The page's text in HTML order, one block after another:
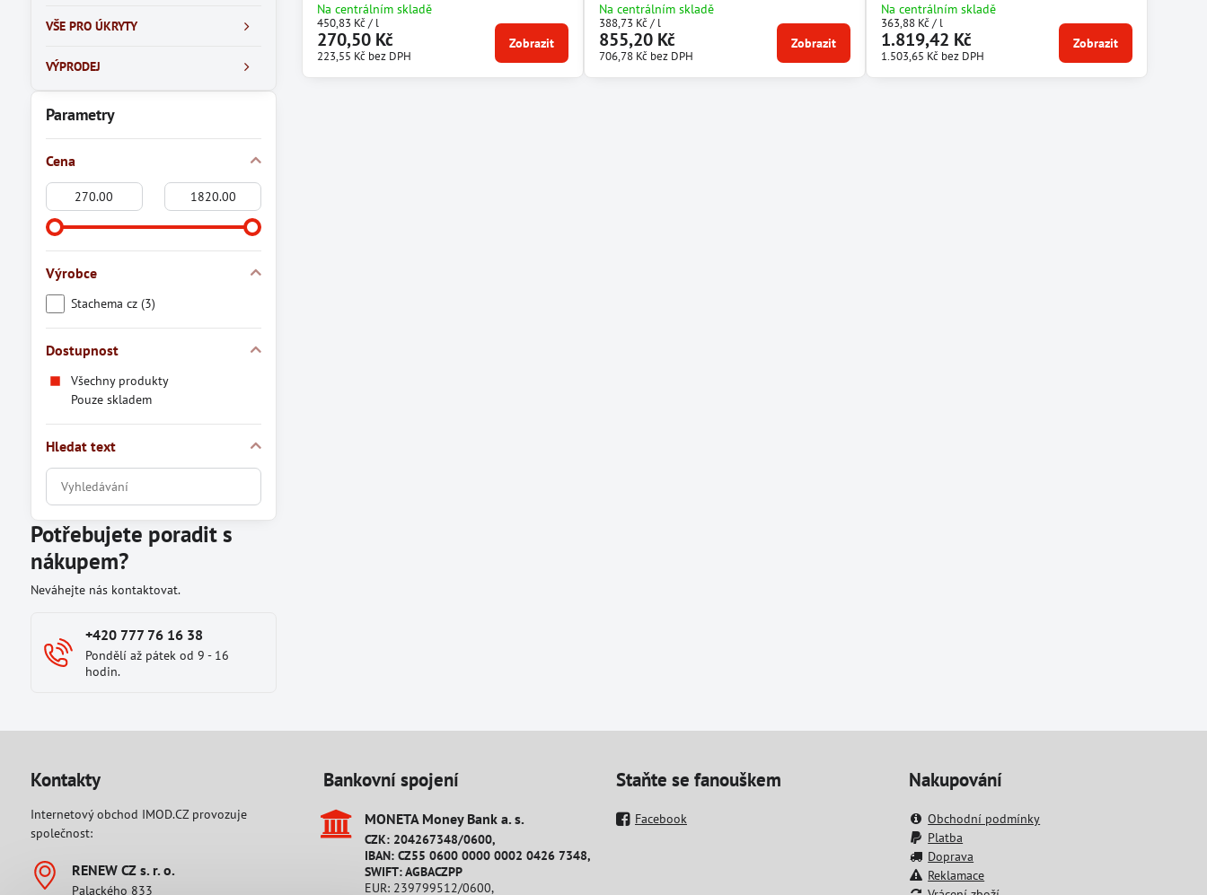
Na centrálním skladě
270,50 Kč
223,55 Kč bez DPH
450,83 Kč/ l
Zobrazit
Na centrálním skladě
855,20 Kč
706,78 Kč bez DPH
388,73 Kč/ l
Zobrazit
Na centrálním skladě
1.819,42 Kč
1.503,65 Kč bez DPH
363,88 Kč/ l
Zobrazit
Parametry
Cena
Od:
Do:
Výrobce
Stachema cz (3)
Dostupnost
Všechny produkty
Pouze skladem
Hledat text
Prohledat
výsledky
filtru
fulltextem
Potřebujete poradit s
nákupem?
Neváhejte nás kontaktovat.
+420 777 76 16 38
Pondělí až pátek od 9 - 16
hodin.
VŠE PRO ÚKRYTY
VÝPRODEJ
Kontakty
Internetový obchod IMOD.CZ provozuje
společnost:
RENEW CZ s​. r​. o​.
Palackého 833
Bankovní spojení
MONETA Money Bank a​. s​.
CZK: 204267348/0600,
IBAN: CZ55 0600 0000 0002 0426 7348,
SWIFT: AGBACZPP
EUR: 239799512/0600,
Staňte se fanouškem
Facebook
Nakupování
Obchodní podmínky
Platba
Doprava
Reklamace